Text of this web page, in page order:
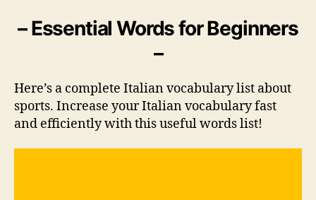
– Essential Words for Beginners
–
Here’s a complete Italian vocabulary list about
sports. Increase your Italian vocabulary fast
and efficiently with this useful words list!